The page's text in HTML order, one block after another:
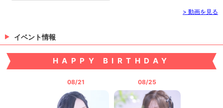
> 動画を見る
イベント情報
HAPPY BIRTHDAY
08/21 08/25